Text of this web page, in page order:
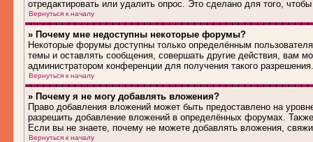
отредактировать или удалить опрос. Это сделано для того,
Вернуться к началу
» Почему мне недоступны некоторые форумы?
Некоторые форумы доступны только определённым
темы и оставлять сообщения, совершать другие действия, вам
администратором конференции для получения такого разрешения.
Вернуться к началу
» Почему я не могу добавлять вложения?
Право добавления вложений может быть предоставлено на
разрешить добавление вложений в определённых форумах.
Если вы не знаете, почему не можете добавлять вложения,
Вернуться к началу